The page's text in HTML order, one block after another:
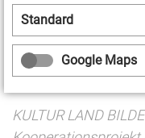
Thüringer
Theater Thüringen
KULTUR LAND
Standard
Google Maps